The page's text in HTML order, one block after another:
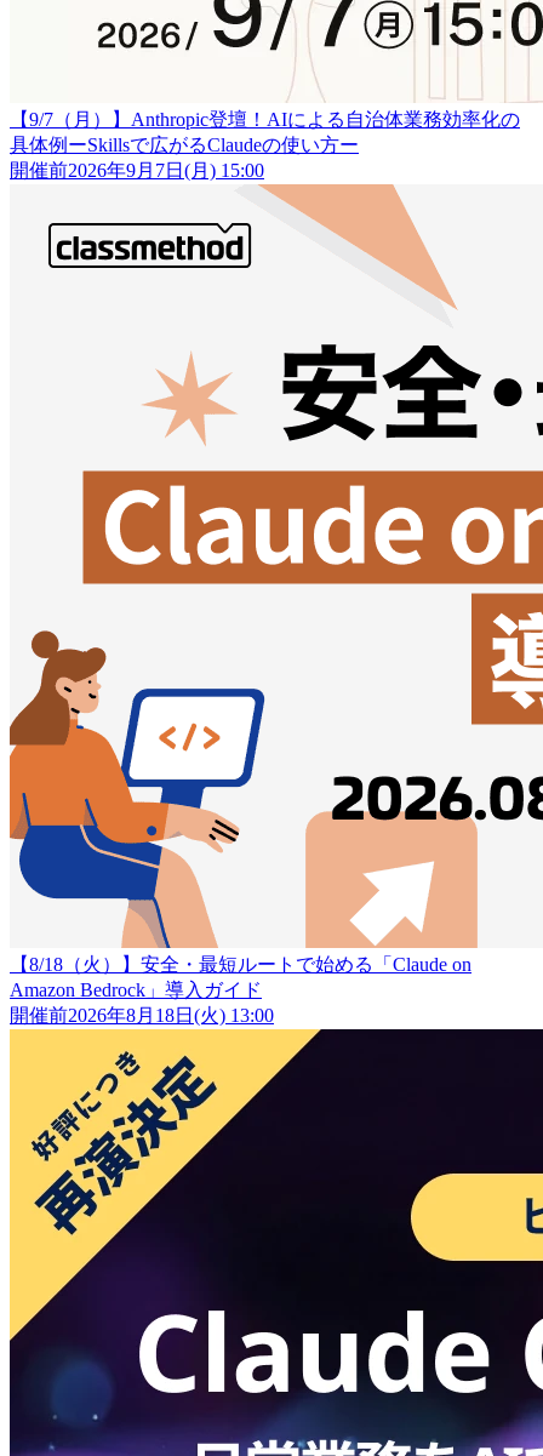
【9/7（月）】Anthropic登壇！AIによる自治体業務効率化の
具体例ーSkillsで広がるClaudeの使い方ー
開催前2026年9月7日(月) 15:00
【8/18（火）】安全・最短ルートで始める「Claude on
Amazon Bedrock」導入ガイド
開催前2026年8月18日(火) 13:00